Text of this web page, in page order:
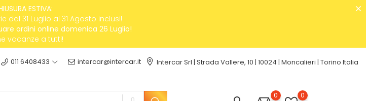
ESTIVA:
dal 31 Luglio al 31 Agosto inclusi!
ordini online domenica 26 Luglio!
vacanze a tutti!
011 6408433 intercar@intercar.it Intercar Srl | Strada Vallere, 10 | 10024 | Moncalieri | Torino Italia
0 0